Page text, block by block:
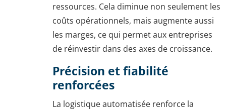
ressources. Cela diminue non seulement les
coûts opérationnels, mais augmente aussi
les marges, ce qui permet aux entreprises
de réinvestir dans des axes de croissance.
Précision et fiabilité
renforcées
La logistique automatisée renforce la